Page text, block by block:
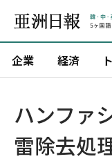
企業 経済
ハンファ
雷除去処